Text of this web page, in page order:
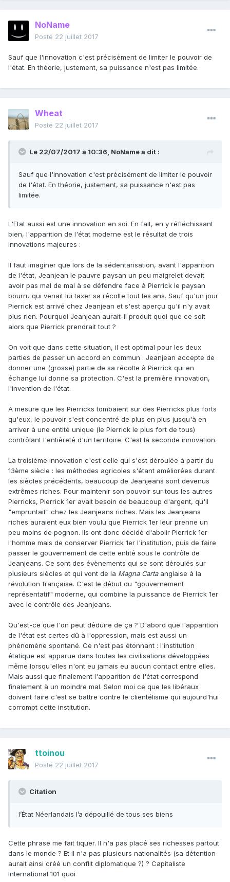
NoName
Posté 22 juillet 2017
Sauf que l'innovation c'est précisément de limiter le pouvoir de
l'état. En théorie, justement, sa puissance n'est pas limitée.
Wheat
Posté 22 juillet 2017
Le 22/07/2017 à 10:36, NoNamea dit :
Sauf que l'innovation c'est précisément de limiter le pouvoir
de l'état. En théorie, justement, sa puissance n'est pas
limitée.
L'Etat aussi est une innovation en soi. En fait, en y réfléchissant
bien, l'apparition de l'état moderne est le résultat de trois
innovations majeures :
Il faut imaginer que lors de la sédentarisation, avant l'apparition
de l'état, Jeanjean le pauvre paysan un peu maigrelet devait
avoir pas mal de mal à se défendre face à Pierrick le paysan
bourru qui venait lui taxer sa récolte tout les ans. Sauf qu'un jour
Pierrick est arrivé chez Jeanjean et s'est aperçu qu'il n'y avait
plus rien. Pourquoi Jeanjean aurait-il produit quoi que ce soit
alors que Pierrick prendrait tout ?
On voit que dans cette situation, il est optimal pour les deux
parties de passer un accord en commun : Jeanjean accepte de
donner une (grosse) partie de sa récolte à Pierrick qui en
échange lui donne sa protection. C'est la première innovation,
l'invention de l'état.
A mesure que les Pierricks tombaient sur des Pierricks plus forts
qu'eux, le pouvoir s'est concentré de plus en plus jusqu'à en
arriver à une entité unique (le Pierrick le plus fort de tous)
contrôlant l'entièreté d'un territoire. C'est la seconde innovation.
La troisième innovation c'est celle qui s'est déroulée à partir du
13ème siècle : les méthodes agricoles s'étant améliorées durant
les siècles précédents, beaucoup de Jeanjeans sont devenus
extrêmes riches. Pour maintenir son pouvoir sur tous les autres
Pierricks, Pierrick 1er avait besoin de beaucoup d'argent, qu'il
"empruntait" chez les Jeanjeans riches. Mais les Jeanjeans
riches auraient eux bien voulu que Pierrick 1er leur prenne un
peu moins de pognon. Ils ont donc décidé d'abolir Pierrick 1er
l'homme mais de conserver Pierrick 1er l'institution, puis de faire
passer le gouvernement de cette entité sous le contrôle de
Jeanjeans. Ce sont des évènements qui se sont déroulés sur
plusieurs siècles et qui vont de la Magna Cartaanglaise à la
révolution française. C'est le début du "gouvernement
représentatif" moderne, qui combine la puissance de Pierrick 1er
avec le contrôle des Jeanjeans.
Qu'est-ce que l'on peut déduire de ça ? D'abord que l'apparition
de l'état est certes dû à l'oppression, mais est aussi un
phénomène spontané. Ce n'est pas étonnant : l'institution
étatique est apparue dans toutes les civilisations développées
même lorsqu'elles n'ont eu jamais eu aucun contact entre elles.
Mais aussi que finalement l'apparition de l'état correspond
finalement à un moindre mal. Selon moi ce que les libéraux
doivent faire c'est se battre contre le clientélisme qui aujourd'hui
corrompt cette institution.
ttoinou
Posté 22 juillet 2017
Citation
l’État Néerlandais l’a dépouillé de tous ses biens
Cette phrase me fait tiquer. Il n'a pas placé ses richesses partout
dans le monde ? Et il n'a pas plusieurs nationalités (sa détention
aurait ainsi créé un conflit diplomatique ?) ? Capitaliste
International 101 quoi